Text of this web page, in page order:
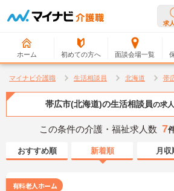
求
ホーム 初めての方へ 面談会場一覧
マイナビ介護職 生活相談員 北海道 帯
帯広市(北海道)の生活相談員の求
この条件の介護・福祉求人数 7
おすすめ順 新着順 月収
有料老人ホーム